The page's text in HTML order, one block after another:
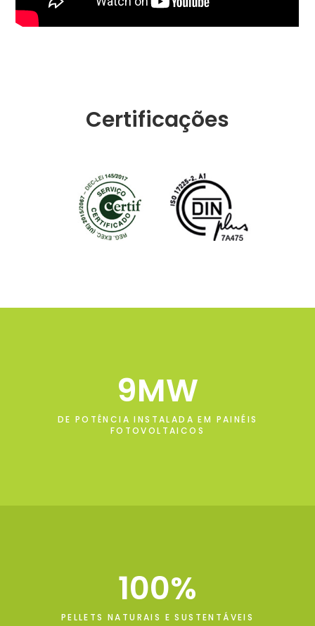
Certificações
9
DE POTÊNCIA INSTALADA EM PAINÉIS
FOTOVOLTAICOS
100
PELLETS NATURAIS E SUSTENTÁVEIS